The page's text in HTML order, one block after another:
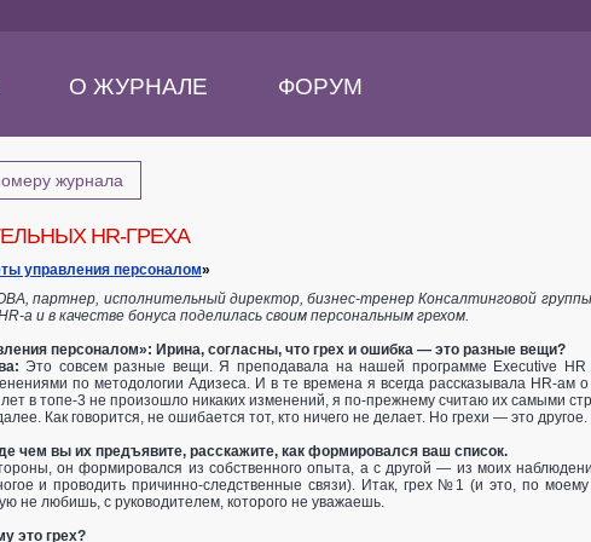
О ЖУРНАЛЕ ФОРУМ
журнала
HR-ГРЕХА
управления персоналом»
партнер, исполнительный директор, бизнес-тренер Консалтинговой
а и в качестве бонуса поделилась своим персональным грехом.
персоналом»: Ирина, согласны, что грех и ошибка — это разные вещи?
Это совсем разные вещи. Я преподавала на нашей программе Executive HR
по методологии Адизеса. И в те времена я всегда рассказывала HR-ам
в топе-3 не произошло никаких изменений, я по-прежнему считаю их самыми
Как говорится, не ошибается тот, кто ничего не делает. Но грехи — это другое.
чем вы их предъявите, расскажите, как формировался ваш список.
он формировался из собственного опыта, а с другой — из моих
и проводить причинно-следственные связи). Итак, грех №1 (и это, по
не любишь, с руководителем, которого не уважаешь.
это грех?